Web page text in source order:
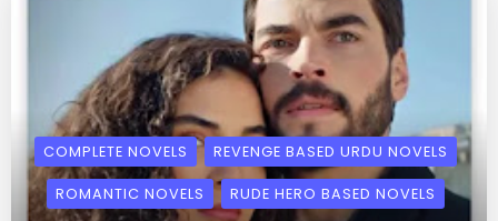
COMPLETE NOVELS REVENGE BASED URDU NOVELS
ROMANTIC NOVELS RUDE HERO BASED NOVELS